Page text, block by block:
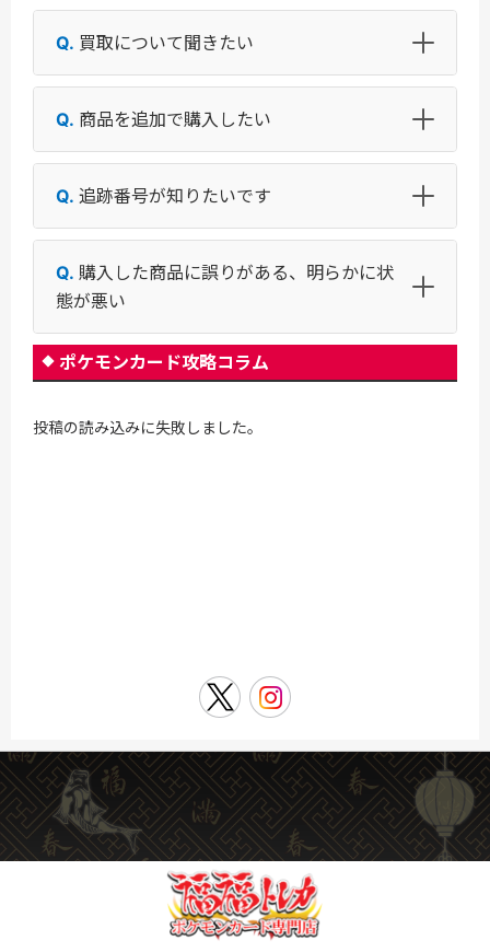
買取について聞きたい
商品を追加で購入したい
追跡番号が知りたいです
購入した商品に誤りがある、明らかに状
態が悪い
ポケモンカード攻略コラム
投稿の読み込みに失敗しました。